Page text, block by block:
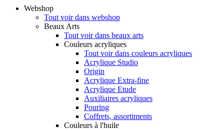
Webshop
Tout voir dans webshop
Beaux Arts
Tout voir dans beaux arts
Couleurs acryliques
Tout voir dans couleurs acryliques
Acrylique Studio
Origin
Acrylique Extra-fine
Acrylique Etude
Auxiliaires acryliques
Pouring
Coffrets, assortiments
Couleurs à l'huile